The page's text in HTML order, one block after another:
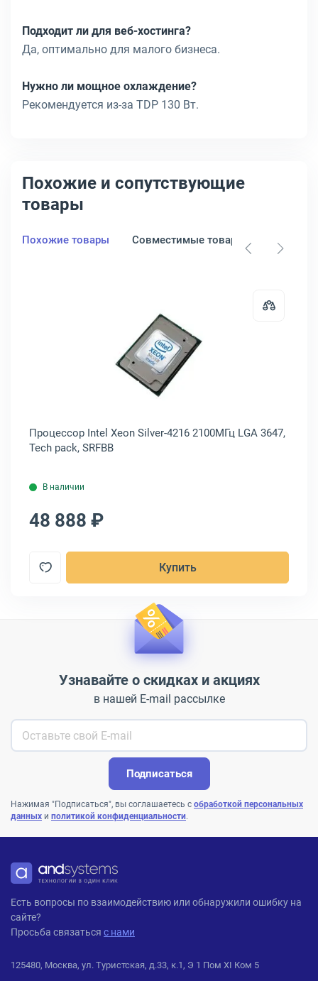
Подходит ли для веб-хостинга?
Да, оптимально для малого бизнеса.
Нужно ли мощное охлаждение?
Рекомендуется из-за TDP 130 Вт.
Похожие и сопутствующие
товары
Похожие товары Совместимые товары
Intel Xeon Silver-4210R 2400МГц LGA 3647, Oem,
Открыть товар: Процессор Intel
Процессор Intel Xeon Silver-4216 2100МГц LGA 3647,
Tech pack, SRFBB
В наличии
48 888 ₽
Купить
Узнавайте о скидках и акциях
в нашей E-mail рассылке
Подписаться
Нажимая "Подписаться", вы соглашаетесь с обработкой персональных
данных и политикой конфиденциальности.
ANDPRO
Есть вопросы по взаимодействию или обнаружили ошибку на
сайте?
Просьба связаться с нами
125480, Москва, ул. Туристская, д.33, к.1, Э 1 Пом XI Ком 5